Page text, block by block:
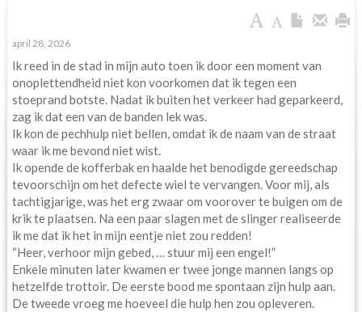
april 28, 2026
Ik reed in de stad in mijn auto toen ik door een moment van
onoplettendheid niet kon voorkomen dat ik tegen een
stoeprand botste. Nadat ik buiten het verkeer had geparkeerd,
zag ik dat een van de banden lek was.
Ik kon de pechhulp niet bellen, omdat ik de naam van de straat
waar ik me bevond niet wist.
Ik opende de kofferbak en haalde het benodigde gereedschap
tevoorschijn om het defecte wiel te vervangen. Voor mij, als
tachtigjarige, was het erg zwaar om voorover te buigen om de
krik te plaatsen. Na een paar slagen met de slinger realiseerde
ik me dat ik het in mijn eentje niet zou redden!
“Heer, verhoor mijn gebed, … stuur mij een engel!”
Enkele minuten later kwamen er twee jonge mannen langs op
hetzelfde trottoir. De eerste bood me spontaan zijn hulp aan.
De tweede vroeg me hoeveel die hulp hen zou opleveren.